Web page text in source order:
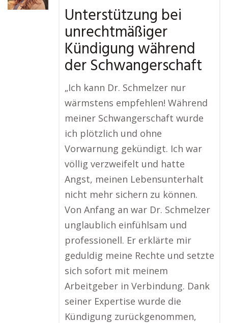
Unterstützung bei
unrechtmäßiger
Kündigung während
der Schwangerschaft
„Ich kann Dr. Schmelzer nur
wärmstens empfehlen! Während
meiner Schwangerschaft wurde
ich plötzlich und ohne
Vorwarnung gekündigt. Ich war
völlig verzweifelt und hatte
Angst, meinen Lebensunterhalt
nicht mehr sichern zu können.
Von Anfang an war Dr. Schmelzer
unglaublich einfühlsam und
professionell. Er erklärte mir
geduldig meine Rechte und setzte
sich sofort mit meinem
Arbeitgeber in Verbindung. Dank
seiner Expertise wurde die
Kündigung zurückgenommen,